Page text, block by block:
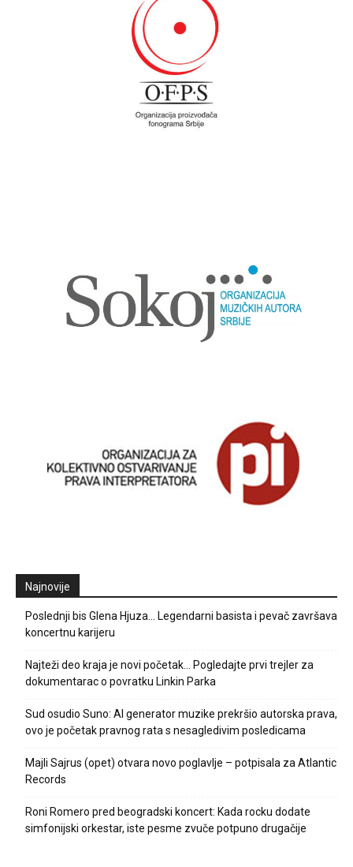
Najnovije
Poslednji bis Glena Hjuza… Legendarni basista i pevač završava
koncertnu karijeru
Najteži deo kraja je novi početak… Pogledajte prvi trejler za
dokumentarac o povratku Linkin Parka
Sud osudio Suno: AI generator muzike prekršio autorska prava,
ovo je početak pravnog rata s nesagledivim posledicama
Majli Sajrus (opet) otvara novo poglavlje – potpisala za Atlantic
Records
Roni Romero pred beogradski koncert: Kada rocku dodate
simfonijski orkestar, iste pesme zvuče potpuno drugačije